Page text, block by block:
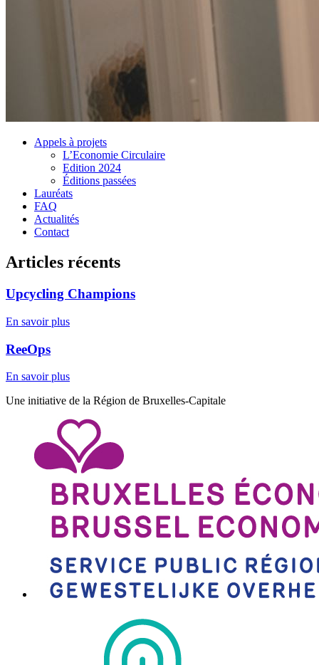
Appels à projets
L’Economie Circulaire
Edition 2024
Éditions passées
Lauréats
FAQ
Actualités
Contact
Articles récents
Upcycling Champions
En savoir plus
ReeOps
En savoir plus
Une initiative de la Région de Bruxelles-Capitale